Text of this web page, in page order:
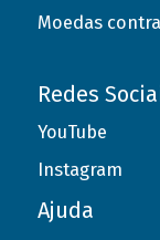
Moedas
Redes
YouTube
Instagram
Ajuda